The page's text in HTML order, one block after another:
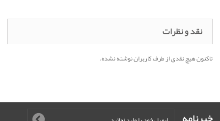
نقد و نظرات
تاکنون هیچ نقدی از طرف کاربران نوشته نشده.